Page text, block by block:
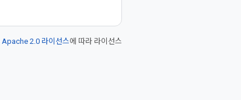
Apache 2.0 라이선스에 따라 라이선스